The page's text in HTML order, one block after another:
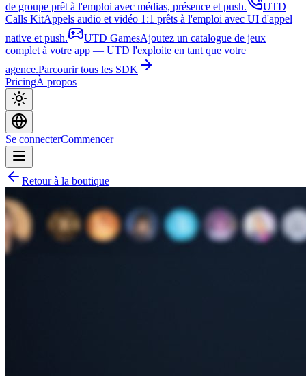
de groupe prêt à l'emploi avec médias, présence et push.
UTD
Calls KitAppels audio et vidéo 1:1 prêts à l'emploi avec UI d'appel
native et push.
UTD GamesAjoutez un catalogue de jeux
complet à votre app — UTD l'exploite en tant que votre
agence.Parcourir tous les SDK
PricingÀ propos
Se connecterCommencer
Retour à la boutique